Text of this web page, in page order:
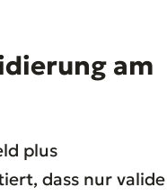
am
plus
dass nur valide